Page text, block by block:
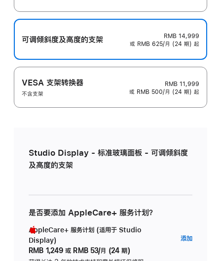
可调倾斜度及高‍度的支‍架
RMB 14,999
或 RMB 625/月 (24 期) 起
VESA 支架转换器
不含支架
RMB 11,999
或 RMB 500/月 (24 期) 起
Studio Display - 标准玻璃面板 - 可调倾斜度
及高度的支架
是否要添加 AppleCare+ 服务计划？
AppleCare+ 服务计划 (适用于 Studio
Display)
RMB 1,249 或 RMB 53/月 (24 期)
添加